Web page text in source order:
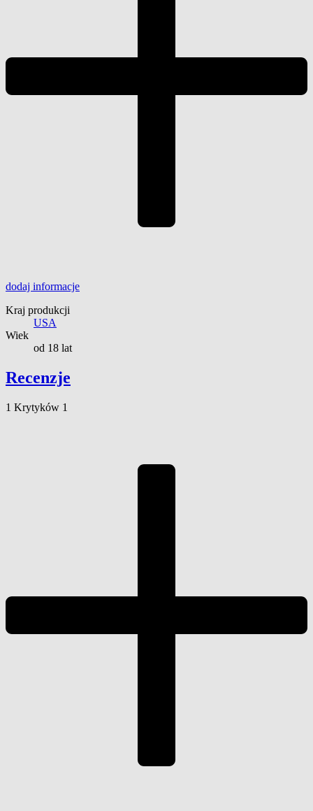
dodaj informacje
Kraj produkcji
USA
Wiek
od 18 lat
Recenzje
1 Krytyków 1